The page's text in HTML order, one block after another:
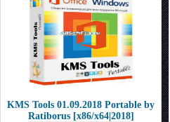
KMS Tools 01.09.2018 Portable by
Ratiborus [x86/x64|2018]